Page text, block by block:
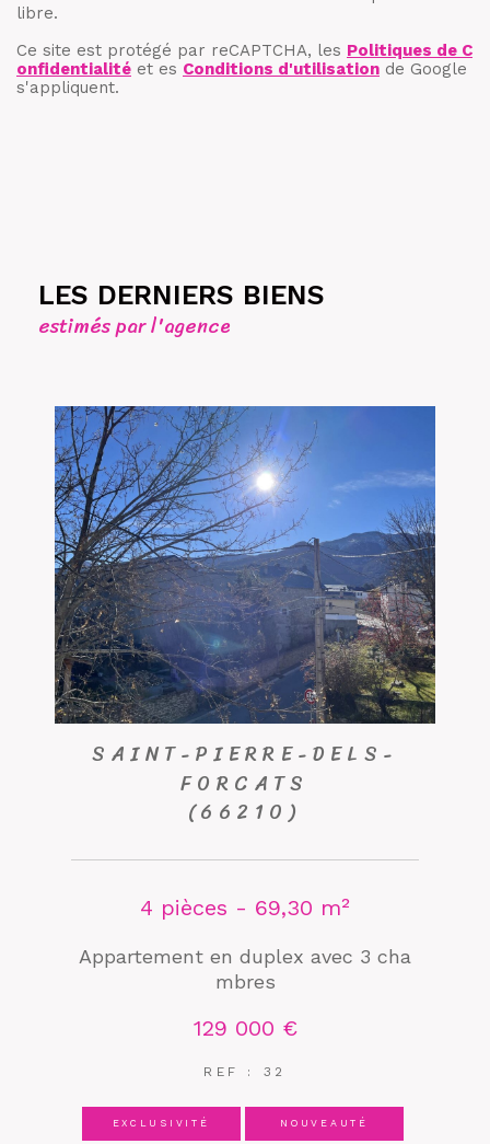
libre.
Ce site est protégé par reCAPTCHA, les Politiques de C
onfidentialité et es Conditions d'utilisation de Google
s'appliquent.
LES DERNIERS BIENS
estimés par l'agence
SAINT-PIERRE-DELS-
FORCATS
(66210)
4 pièces - 69,30 m²
Appartement en duplex avec 3 cha
mbres
129 000 €
REF : 32
EXCLUSIVITÉ NOUVEAUTÉ